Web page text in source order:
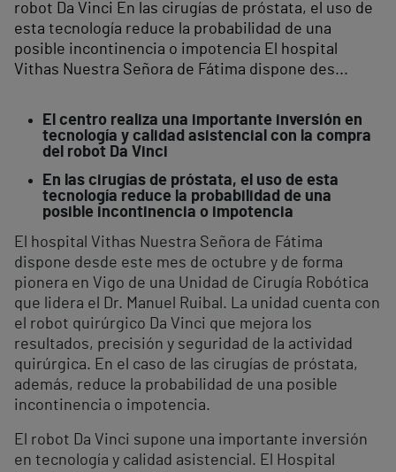
robot Da Vinci En las cirugías de próstata, el uso de
esta tecnología reduce la probabilidad de una
posible incontinencia o impotencia El hospital
Vithas Nuestra Señora de Fátima dispone des...
El centro realiza una importante inversión en
tecnología y calidad asistencial con la compra
del robot Da Vinci
En las cirugías de próstata, el uso de esta
tecnología reduce la probabilidad de una
posible incontinencia o impotencia
El hospital Vithas Nuestra Señora de Fátima
dispone desde este mes de octubre y de forma
pionera en Vigo de una Unidad de Cirugía Robótica
que lidera el Dr. Manuel Ruibal. La unidad cuenta con
el robot quirúrgico Da Vinci que mejora los
resultados, precisión y seguridad de la actividad
quirúrgica. En el caso de las cirugías de próstata,
además, reduce la probabilidad de una posible
incontinencia o impotencia.
El robot Da Vinci supone una importante inversión
en tecnología y calidad asistencial. El Hospital